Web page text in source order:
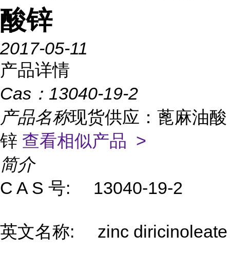
酸锌
2017-05-11
产品详情
Cas： 13040-19-2
产品名称现货供应：蓖麻油酸
锌 查看相似产品 >
简介
C A S 号: 13040-19-2
英文名称: zinc diricinoleate